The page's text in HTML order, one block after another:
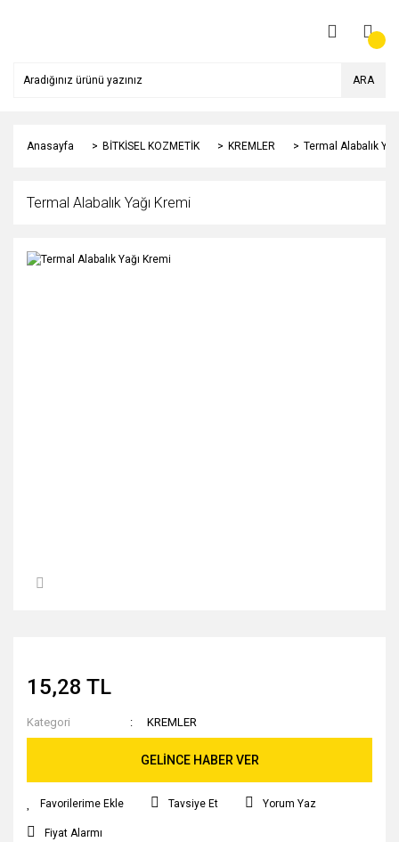
ARA
Anasayfa BİTKİSEL KOZMETİK KREMLER Termal Alabalık
Termal Alabalık Yağı Kremi
15,28 TL
Kategori KREMLER
GELİNCE HABER VER
Tavsiye Et Yorum Yaz
Fiyat Alarmı